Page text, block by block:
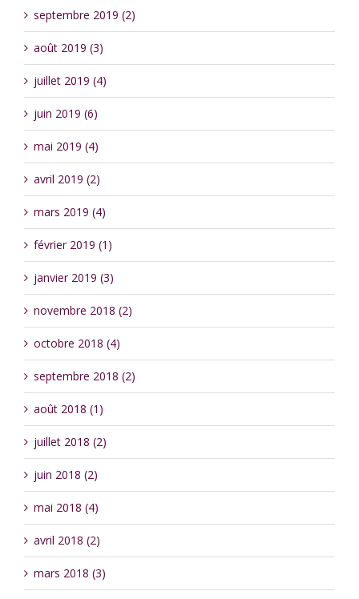
septembre 2019 (2)
août 2019 (3)
juillet 2019 (4)
juin 2019 (6)
mai 2019 (4)
avril 2019 (2)
mars 2019 (4)
février 2019 (1)
janvier 2019 (3)
novembre 2018 (2)
octobre 2018 (4)
septembre 2018 (2)
août 2018 (1)
juillet 2018 (2)
juin 2018 (2)
mai 2018 (4)
avril 2018 (2)
mars 2018 (3)